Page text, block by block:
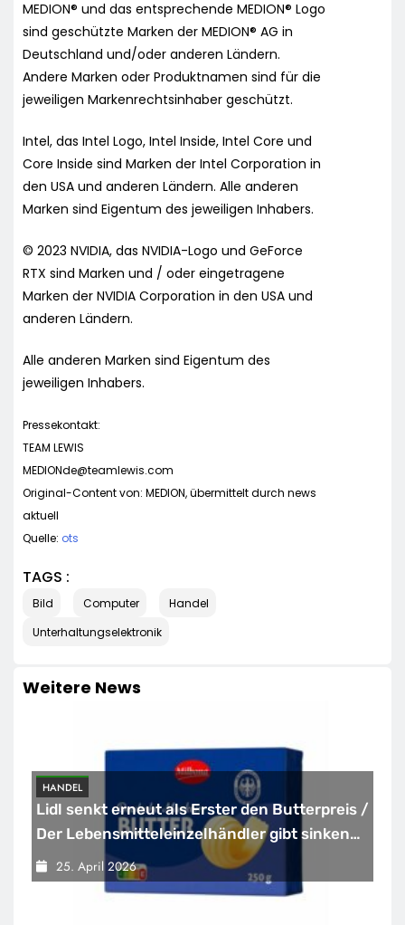
MEDION® und das entsprechende MEDION® Logo
sind geschützte Marken der MEDION® AG in
Deutschland und/oder anderen Ländern.
Andere Marken oder Produktnamen sind für die
jeweiligen Markenrechtsinhaber geschützt.
Intel, das Intel Logo, Intel Inside, Intel Core und
Core Inside sind Marken der Intel Corporation in
den USA und anderen Ländern. Alle anderen
Marken sind Eigentum des jeweiligen Inhabers.
© 2023 NVIDIA, das NVIDIA-Logo und GeForce
RTX sind Marken und / oder eingetragene
Marken der NVIDIA Corporation in den USA und
anderen Ländern.
Alle anderen Marken sind Eigentum des
jeweiligen Inhabers.
Pressekontakt:
TEAM LEWIS
MEDIONde@teamlewis.com
Original-Content von: MEDION, übermittelt durch news
aktuell
Quelle: ots
TAGS :
Bild Computer
Handel
Unterhaltungselektronik
Weitere News
HANDEL
Lidl senkt erneut als Erster den Butterpreis /
Der Lebensmitteleinzelhändler gibt sinkende
Rohstoffpreise konsequent an die Kunden
weiter
25. April 2026